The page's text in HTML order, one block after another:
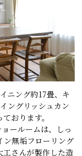
ニング約17畳、キ
ングリッシュカン
おります。
ールームは、しっ
ン無垢フローリング
さんが製作した造